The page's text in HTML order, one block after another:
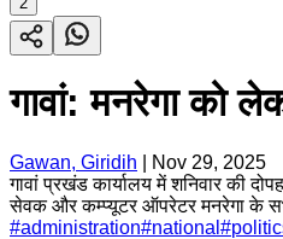
गावां: मनरेगा को
Gawan, Giridih
Nov 29, 2025
गावां प्रखंड कार्यालय में शनिवार की
सेवक और कम्प्यूटर ऑपरेटर मनरेगा के
#administration#national #